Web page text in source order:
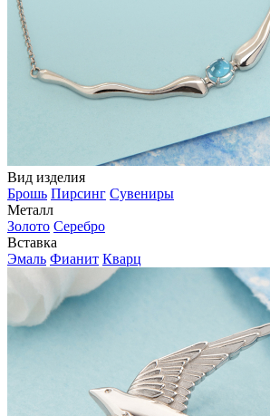
Вид изделия
Брошь Пирсинг Сувениры
Металл
Золото Серебро
Вставка
Эмаль Фианит Кварц